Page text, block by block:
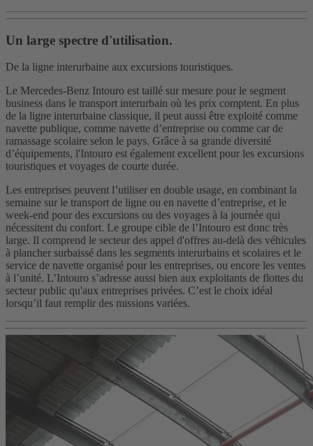
Un large spectre d'utilisation.
De la ligne interurbaine aux excursions touristiques.
Le Mercedes-Benz Intouro est taillé sur mesure pour le segment
business dans le transport interurbain où les prix comptent. En plus
de la ligne interurbaine classique, il peut aussi être exploité comme
navette publique, comme navette d’entreprise ou comme car de
ramassage scolaire selon le pays. Grâce à sa grande diversité
d’équipements, l'Intouro est également excellent pour les excursions
touristiques et voyages de courte durée.
Les entreprises peuvent l’utiliser en double usage, en combinant la
semaine sur le transport de ligne ou en navette d’entreprise, et le
week-end pour des excursions ou des voyages à la journée qui
nécessitent du confort. Le groupe cible de l’Intouro est donc très
large. Il comprend le secteur des appel d'offres au-delà des véhicules
à plancher surbaissé dans les segments interurbains et scolaires et le
service de navette organisé pour les entreprises, ou encore les ventes
à l’unité. L’Intouro s’adresse aussi bien aux exploitants de flottes du
secteur public qu'aux entreprises privées. C’est le choix idéal
lorsqu’il faut remplir des missions variées.